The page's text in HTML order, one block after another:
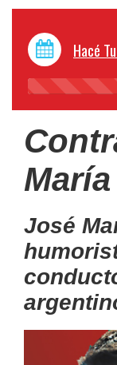
Hacé
José